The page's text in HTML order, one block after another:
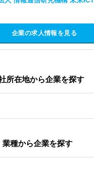
企業の求人情報を見る
所在地から企業を探す
業種から企業を探す